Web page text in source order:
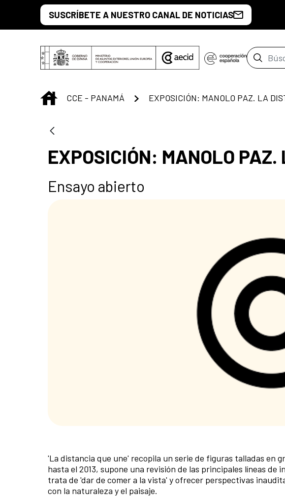
Saltar al contenido principal
SUSCRÍBETE A NUESTRO CANAL DE NOTICIAS
Barra
INICIO
CCE - PANAMÁ
EXPOSICIÓN: MANOLO
Ensayo abierto
'La distancia que une' recopila un serie de figuras talladas en
hasta el 2013, supone una revisión de las principales líneas de
trata de 'dar de comer a la vista' y ofrecer perspectivas
con la naturaleza y el paisaje.